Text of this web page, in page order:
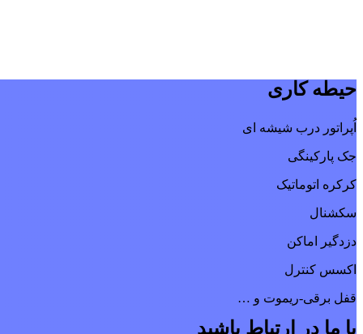
حیطه کاری
اُپراتور درب شیشه ای
جک پارکینگی
کرکره اتوماتیک
سکشنال
دزدگیر اماکن
اکسس کنترل
قفل برقی-ریموت و …
با ما در ارتباط باشید